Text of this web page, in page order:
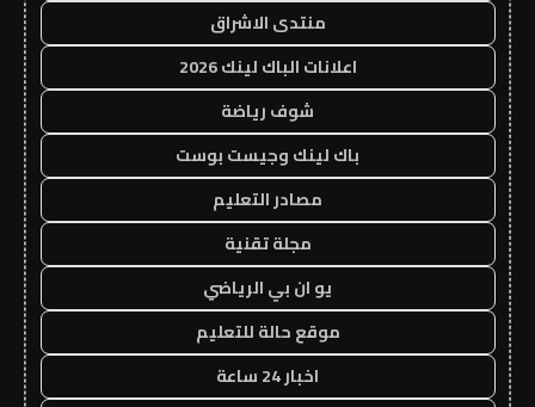
منتدى الاشراق
اعلانات الباك لينك 2026
شوف رياضة
باك لينك وجيست بوست
مصادر التعليم
مجلة تقنية
يو ان بي الرياضي
موقع حالة للتعليم
اخبار 24 ساعة